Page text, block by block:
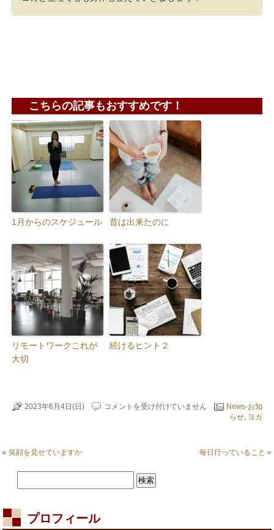
こちらの記事もおすすめです！
1月からのスケジュール 昔は出来たのに
リモートワークこれが
大切
続けるヒント２
2023年6月4日(日)
チ
了
コメントを受け付けていません
News-お知
らせ, ヨガ
«笑顔を見せていますか 毎日行っていること »
プロフィール